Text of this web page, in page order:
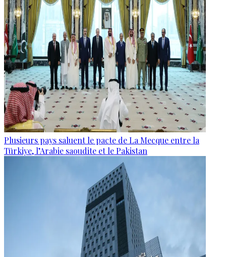
Plusieurs pays saluent le pacte de La Mecque entre la
Türkiye, l’Arabie saoudite et le Pakistan